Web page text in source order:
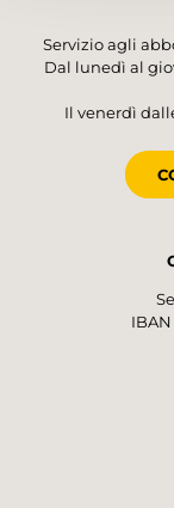
Servizio agli
Dal lunedì al
Il venerdì